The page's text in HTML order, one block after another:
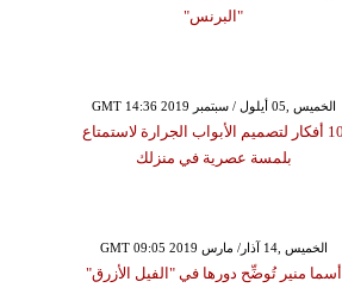
"البرنس"
GMT 14:36 2019 الخميس ,05 أيلول / سبتمبر
10 أفكار لتصميم الأبواب الجرارة لاستمتاع
بلمسة عصرية في منزلك
GMT 09:05 2019 الخميس ,14 آذار/ مارس
أسما منير تُوضِّح دورها في "الفيل الأزرق"